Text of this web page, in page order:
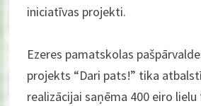
iniciatīvas projekti.
Ezeres pamatskolas
projekts “Dari pats!” tika
realizācijai saņēma 400 eiro